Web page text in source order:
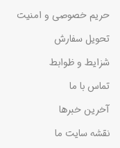
حریم خصوصی و امنیت
تحویل سفارش
شزایط و ظوابط
تماس با ما
آخرین خبرها
نقشه سایت ما